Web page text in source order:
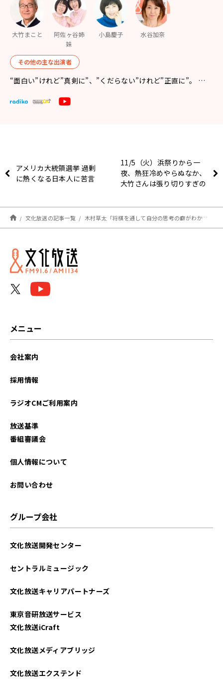
大竹まこと
阿佐ヶ谷姉
妹
小島慶子 水谷加奈
その他の主な出演者
“面白い”けれど”真剣に”、”くだらない”けれど”正直に”。 …
アメリカ大統領選挙 過剰
に熱くなる日本人に苦言
11/5（火）浜祭りから一
夜、熱狂冷めやらぬなか、
大竹さんは張り切りすぎの
文化放送の記事一覧 木村草太「将棋を通して自分の思考の癖がわかる」
メニュー
会社案内
採用情報
ラジオCMご利用案内
放送基準
番組審議会
個人情報について
お問い合わせ
グループ会社
文化放送開発センター
セントラルミュージック
文化放送キャリアパートナーズ
東京音研放送サービス
文化放送iCraft
文化放送メディアブリッジ
文化放送エクステンド